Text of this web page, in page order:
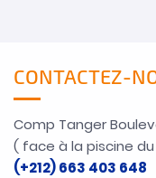
CONTACTEZ-
Comp Tanger
( face à la piscine
(+212) 663 403 648